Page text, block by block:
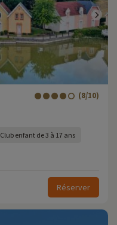
(8/10)
Club enfant de 3 à 17 ans
Réserver